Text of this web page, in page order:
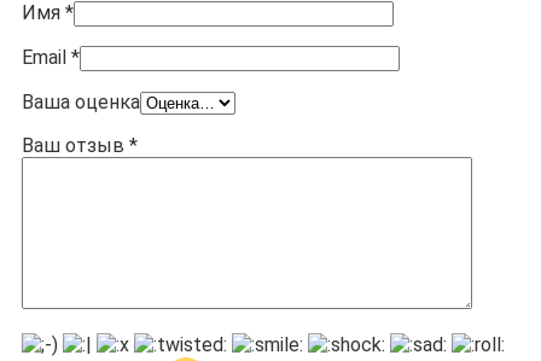
Имя *
Email *
Ваша оценка
Ваш отзыв *